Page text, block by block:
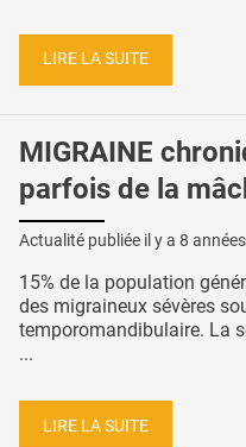
LIRE LA SUITE
MIGRAINE
parfois de la
Actualité publiée il y a 8
15% de la population
des migraineux sévères
temporomandibulaire. La
...
LIRE LA SUITE